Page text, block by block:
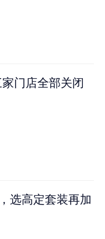
门店全部关闭
选高定套装再加